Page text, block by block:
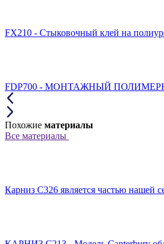
FX210 - Стыковочный клей на
FDP700 - МОНТАЖНЫЙ
Похожие материалы
Все материалы
Карниз C326 является частью нашей